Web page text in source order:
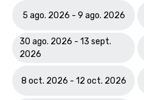
5 ago. 2026 - 9 ago. 2026
30 ago. 2026 - 13 sept.
2026
8 oct. 2026 - 12 oct. 2026